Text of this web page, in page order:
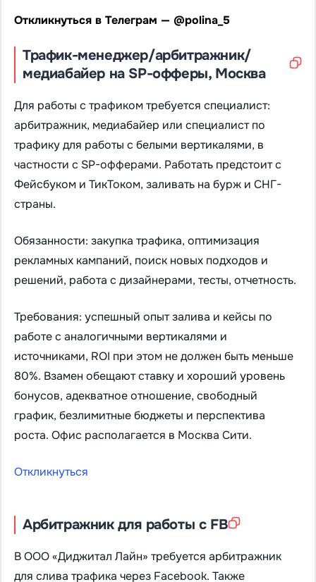
Откликнуться в Телеграм — @polina_5
Трафик-менеджер/арбитражник/
медиабайер на SP-офферы, Москва
Для работы с трафиком требуется специалист:
арбитражник, медиабайер или специалист по
трафику для работы с белыми вертикалями, в
частности с SP-офферами. Работать предстоит с
Фейсбуком и ТикТоком, заливать на бурж и СНГ-
страны.
Обязанности: закупка трафика, оптимизация
рекламных кампаний, поиск новых подходов и
решений, работа с дизайнерами, тесты, отчетность.
Требования: успешный опыт залива и кейсы по
работе с аналогичными вертикалями и
источниками, ROI при этом не должен быть меньше
80%. Взамен обещают ставку и хороший уровень
бонусов, адекватное отношение, свободный
график, безлимитные бюджеты и перспектива
роста. Офис располагается в Москва Сити.
Откликнуться
Арбитражник для работы с FB
В ООО «Диджитал Лайн» требуется арбитражник
для слива трафика через Facebook. Также